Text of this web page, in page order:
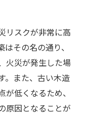
バー範囲
火災保険の見
重要性
契約条件
リスクが非常に高
その名の通り、
火災が発生した場
。また、古い木造
低くなるため、
原因となることが